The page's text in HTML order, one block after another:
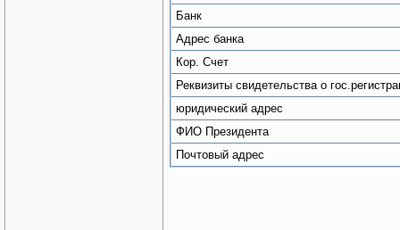
Банк
Адрес банка
Кор. Счет
Реквизиты свидетельства о
юридический адрес
ФИО Президента
Почтовый адрес